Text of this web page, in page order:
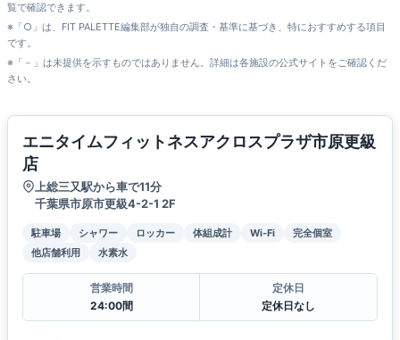
覧で確認できます。
※「○」は、FIT PALETTE編集部が独自の調査・基準に基づき、特におすすめする項目
です。
※「－」は未提供を示すものではありません。詳細は各施設の公式サイトをご確認くだ
さい。
エニタイムフィットネスアクロスプラザ市原更級
店
上総三又駅から車で11分
千葉県市原市更級4-2-1 2F
駐車場 シャワー ロッカー 体組成計 Wi-Fi
完全個室
他店舗利用
水素水
営業時間
24:00間
定休日
定休日なし